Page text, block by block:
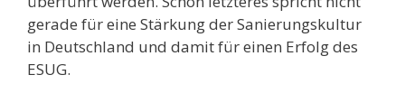
gerade für eine Stärkung der Sanierungskultur
in Deutschland und damit für einen Erfolg des
ESUG.